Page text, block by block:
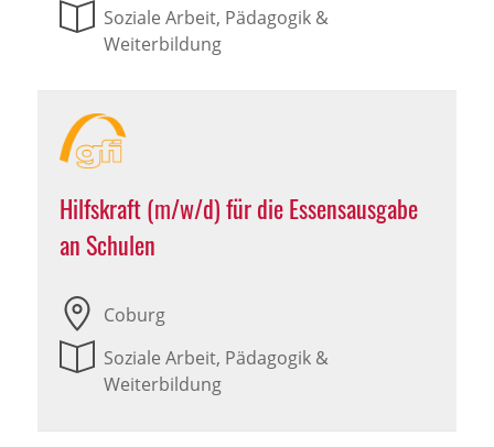
Soziale Arbeit, Pädagogik &
Weiterbildung
Hilfskraft (m/w/d) für die Essensausgabe
an Schulen
Coburg
Soziale Arbeit, Pädagogik &
Weiterbildung